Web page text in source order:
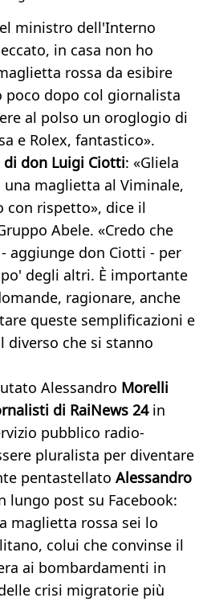
ministro dell'Interno
in casa non ho
rossa da esibire
poco dopo col giornalista
al polso un oroglogio di
e Rolex, fantastico».
don Luigi Ciotti: «Gliela
maglietta al Viminale,
con rispetto», dice il
Abele. «Credo che
aggiunge don Ciotti - per
degli altri. È importante
ragionare, anche
queste semplificazioni e
diverso che si stanno
Alessandro Morelli
di RaiNews 24 in
pubblico radio-
pluralista per diventare
pentastellato Alessandro
lungo post su Facebook:
maglietta rossa sei lo
colui che convinse il
ai bombardamenti in
crisi migratorie più